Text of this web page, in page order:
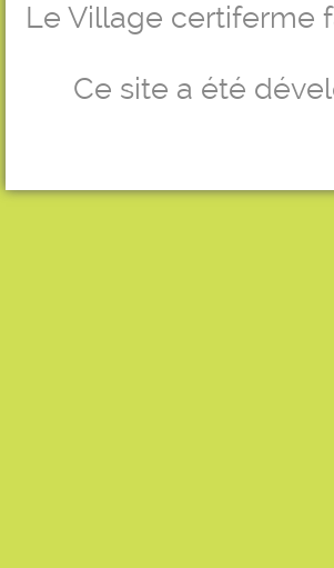
Le Village certiferme
Ce site a été